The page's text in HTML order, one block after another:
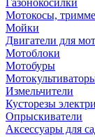
Газонокосилки
Мотокосы,
Мойки
Двигатели для
Мотоблоки
Мотобуры
Измельчители
Кусторезы
Опрыскиватели
Аксессуары для